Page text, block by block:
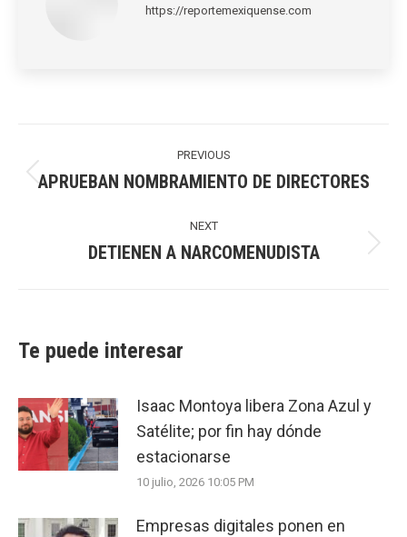
https://reportemexiquense.com
navigation
PREVIOUS
Previous
APRUEBAN NOMBRAMIENTO DE DIRECTORES
NEXT
Next
DETIENEN A NARCOMENUDISTA
Te puede interesar
Isaac Montoya libera Zona Azul y
Satélite; por fin hay dónde
estacionarse
10 julio, 2026 10:05 PM
Empresas digitales ponen en